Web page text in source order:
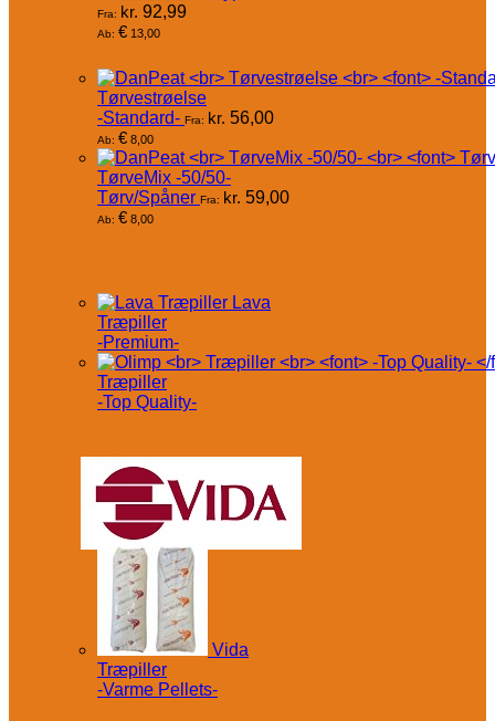
Fra: kr. 92,99
Ab: € 13,00
Tørvestrøelse
-Standard- Fra: kr. 56,00
Ab: € 8,00
TørveMix -50/50-
Tørv/Spåner Fra: kr. 59,00
Ab: € 8,00
Lava
Træpiller
-Premium-
Træpiller
-Top Quality-
Vida
Træpiller
-Varme Pellets-